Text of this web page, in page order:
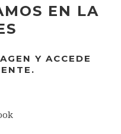
EN LA
Y ACCEDE